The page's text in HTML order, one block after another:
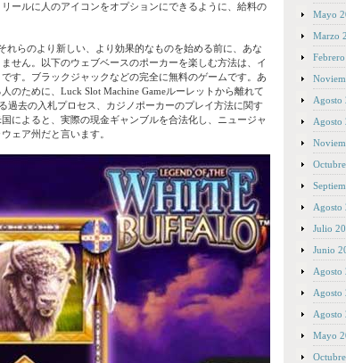
ールに人のアイコンをオプションにできるように、給料の
らのより新しい、より効果的なものを始める前に、あな
せん。以下のウェブベースのポーカーを楽しむ方法は、イ
す。ブラックジャックなどの完全に無料のゲームです。あ
のために、Luck Slot Machine Gameルーレットから離れて
過去の入札プロセス、カジノポーカーのプレイ方法に関す
によると、実際の現金ギャンブルを合法化し、ニュージャ
ェア州だと言います。
Mayo
Marzo
Agosto
Agosto
Agosto
Julio
Junio
Agosto
Agosto
Agosto
Mayo